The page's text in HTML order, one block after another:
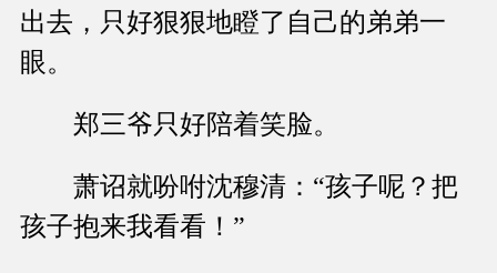
出去，只好狠狠地瞪了自己的弟弟一
眼。
郑三爷只好陪着笑脸。
萧诏就吩咐沈穆清：“孩子呢？把
孩子抱来我看看！”